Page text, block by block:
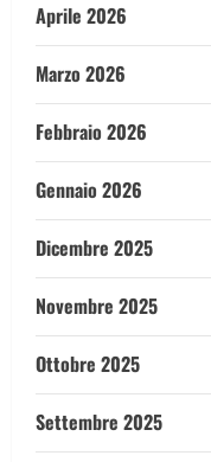
Aprile 2026
Marzo 2026
Febbraio 2026
Gennaio 2026
Dicembre 2025
Novembre 2025
Ottobre 2025
Settembre 2025